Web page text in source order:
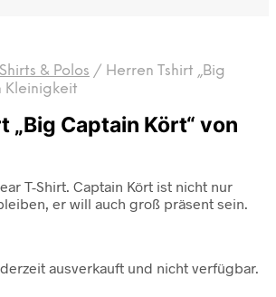
Shirts & Polos / Herren Tshirt „Big
Kleinigkeit
„Big Captain Kört“ von
T-Shirt. Captain Kört ist nicht nur
er will auch groß präsent sein.
ausverkauft und nicht verfügbar.